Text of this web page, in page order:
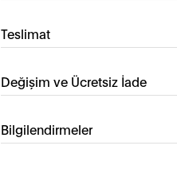
Teslimat
Değişim ve Ücretsiz İade
Bilgilendirmeler